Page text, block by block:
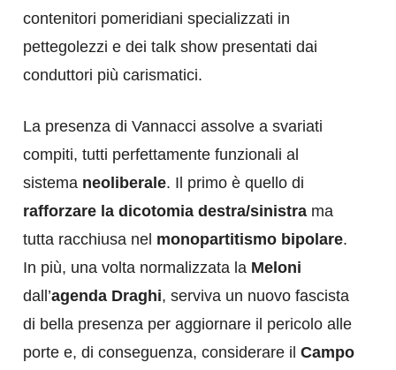
contenitori pomeridiani specializzati in
pettegolezzi e dei talk show presentati dai
conduttori più carismatici.
La presenza di Vannacci assolve a svariati
compiti, tutti perfettamente funzionali al
sistema neoliberale. Il primo è quello di
rafforzare la dicotomia destra/sinistra ma
tutta racchiusa nel monopartitismo bipolare.
In più, una volta normalizzata la Meloni
dall’agenda Draghi, serviva un nuovo fascista
di bella presenza per aggiornare il pericolo alle
porte e, di conseguenza, considerare il Campo